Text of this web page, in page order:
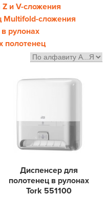
и V-сложения
Multifold-сложения
рулонах
полотенец
Диспенсер для
полотенец в рулонах
Tork 551100